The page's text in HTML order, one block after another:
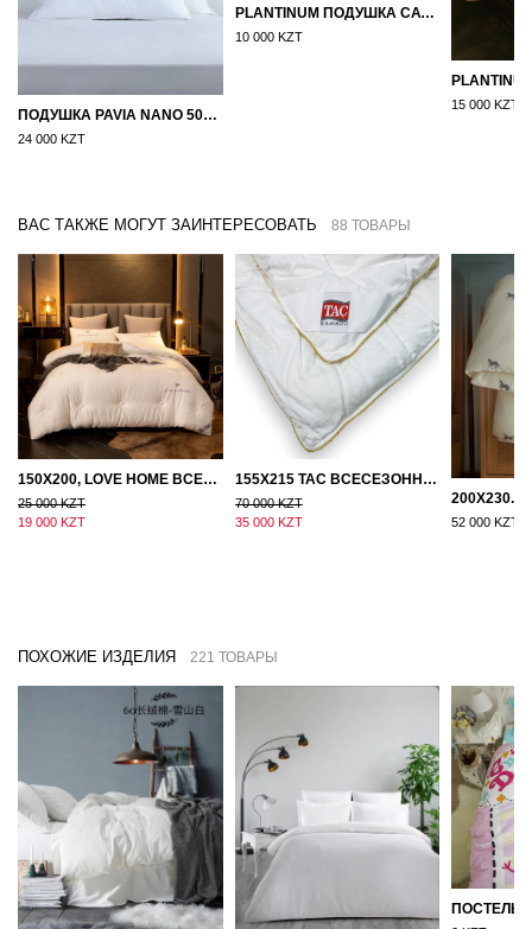
ПОДУШКА PAVIA NANO 50X70
24 000 KZT
PLANTINUM ПОДУШКА САТИН, ШЕЛК 50Х70
10 000 KZT
15 000 KZT
ВАС ТАКЖЕ МОГУТ ЗАИНТЕРЕСОВАТЬ 88 ТОВАРЫ
150Х200, LOVE HOME ВСЕСЕЗОННОЕ ОДЕЯЛО ИЗ ХЛОПКА С НАПОЛНИТЕЛЕМ МИКРОГЕЛЬ
25 000 KZT
19 000 KZT
155Х215 TAC ВСЕСЕЗОННОЕ ХЛОПКОВОЕ ОДЕЯЛО ИЗ БАМБУКОВОГО ВОЛОКНА
70 000 KZT
35 000 KZT
52 000 KZT
ПОХОЖИЕ ИЗДЕЛИЯ 221 ТОВАРЫ